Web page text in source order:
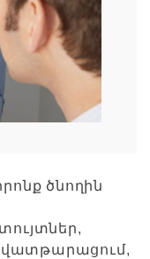
ծնողին
վատթարացում,